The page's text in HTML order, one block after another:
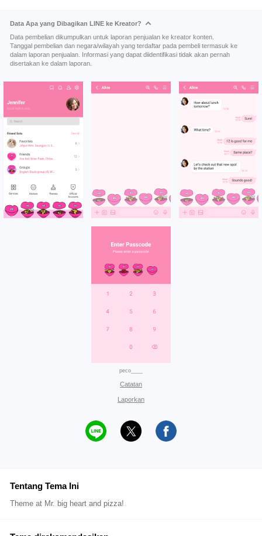
Data Apa yang Dibagikan LINE ke Kreator?
Data pembelian dikumpulkan untuk laporan penjualan ke kreator konten.
Tanggal pembelian dan negara/wilayah yang terdaftar pada pembeli termasuk ke
dalam laporan penjualan. Informasi yang dapat diidentifikasi tidak akan pernah
disertakan ke dalam laporan.
peco____
Catatan
Laporkan
Tentang Tema Ini
Theme at Mr. big heart and pizza!